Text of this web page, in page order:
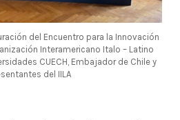
del Encuentro para la Innovación
Interamericano Italo – Latino
CUECH, Embajador de Chile y
del IILA